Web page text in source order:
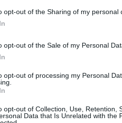
opt-out of the Sharing of my personal
opt-out of the Sale of my Personal
opt-out of processing my Personal
opt-out of Collection, Use, Retention,
Data that Is Unrelated with the